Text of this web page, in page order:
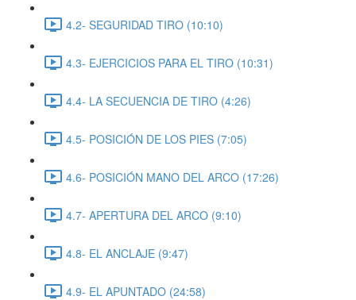
4.2- SEGURIDAD TIRO (10:10)
4.3- EJERCICIOS PARA EL TIRO (10:31)
4.4- LA SECUENCIA DE TIRO (4:26)
4.5- POSICIÓN DE LOS PIES (7:05)
4.6- POSICIÓN MANO DEL ARCO (17:26)
4.7- APERTURA DEL ARCO (9:10)
4.8- EL ANCLAJE (9:47)
4.9- EL APUNTADO (24:58)